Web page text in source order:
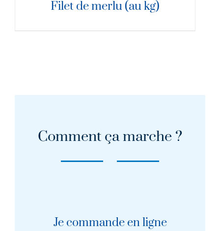
Filet de merlu (au kg)
Comment ça marche ?
Je commande en ligne